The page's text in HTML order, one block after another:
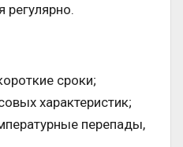
регулярно.
сроки;
характеристик;
перепады,